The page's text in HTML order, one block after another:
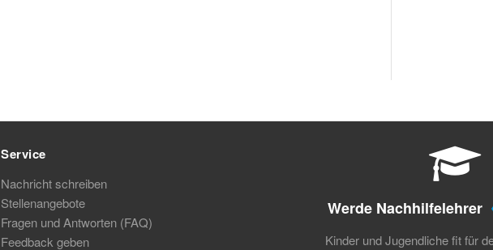
Service
Nachricht schreiben
Stellenangebote
Fragen und Antworten (FAQ)
Feedback geben
Werde Nachhilfelehrer
Kinder und Jugendliche fit für